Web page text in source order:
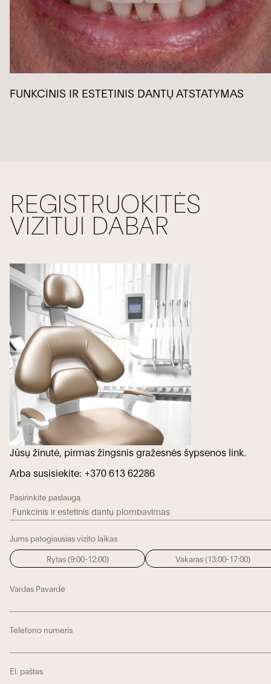
FUNKCINIS IR ESTETINIS DANTŲ ATSTATYMAS
REGISTRUOKITĖS
VIZITUI DABAR
Jūsų žinutė, pirmas žingsnis gražesnės šypsenos link.
Arba susisiekite: +370 613 62286
Pasirinkite paslaugą
Jums patogiausias vizito laikas
Rytas (9:00-12:00)
Vakaras (13:00-17:00)
Vardas Pavardė
Telefono numeris
El. paštas